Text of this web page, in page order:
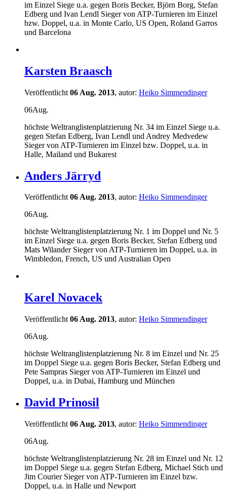
im Einzel Siege u.a. gegen Boris Becker, Björn Borg, Stefan
Edberg und Ivan Lendl Sieger von ATP-Turnieren im Einzel
bzw. Doppel, u.a. in Monte Carlo, US Open, Roland Garros
und Barcelona
Karsten Braasch
Veröffentlicht 06 Aug. 2013, autor: Heiko Simmendinger
06Aug.
höchste Weltranglistenplatzierung Nr. 34 im Einzel Siege u.a.
gegen Stefan Edberg, Ivan Lendl und Andrey Medvedew
Sieger von ATP-Turnieren im Einzel bzw. Doppel, u.a. in
Halle, Mailand und Bukarest
Anders Järryd
Veröffentlicht06 Aug. 2013, autor: Heiko Simmendinger
06Aug.
höchste Weltranglistenplatzierung Nr. 1 im Doppel und Nr. 5
im Einzel Siege u.a. gegen Boris Becker, Stefan Edberg und
Mats Wilander Sieger von ATP-Turnieren im Doppel, u.a. in
Wimbledon, French, US und Australian Open
Karel Novacek
Veröffentlicht 06 Aug. 2013, autor: Heiko Simmendinger
06Aug.
höchste Weltranglistenplatzierung Nr. 8 im Einzel und Nr. 25
im Doppel Siege u.a. gegen Boris Becker, Stefan Edberg und
Pete Sampras Sieger von ATP-Turnieren im Einzel und
Doppel, u.a. in Dubai, Hamburg und München
David Prinosil
Veröffentlicht 06 Aug. 2013, autor: Heiko Simmendinger
06Aug.
höchste Weltranglistenplatzierung Nr. 28 im Einzel und Nr. 12
im Doppel Siege u.a. gegen Stefan Edberg, Michael Stich und
Jim Courier Sieger von ATP-Turnieren im Einzel bzw.
Doppel, u.a. in Halle und Newport